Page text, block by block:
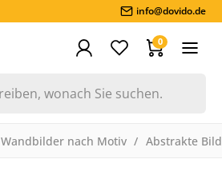
info@dovido.de
0
Wandbilder nach Motiv Abstrakte